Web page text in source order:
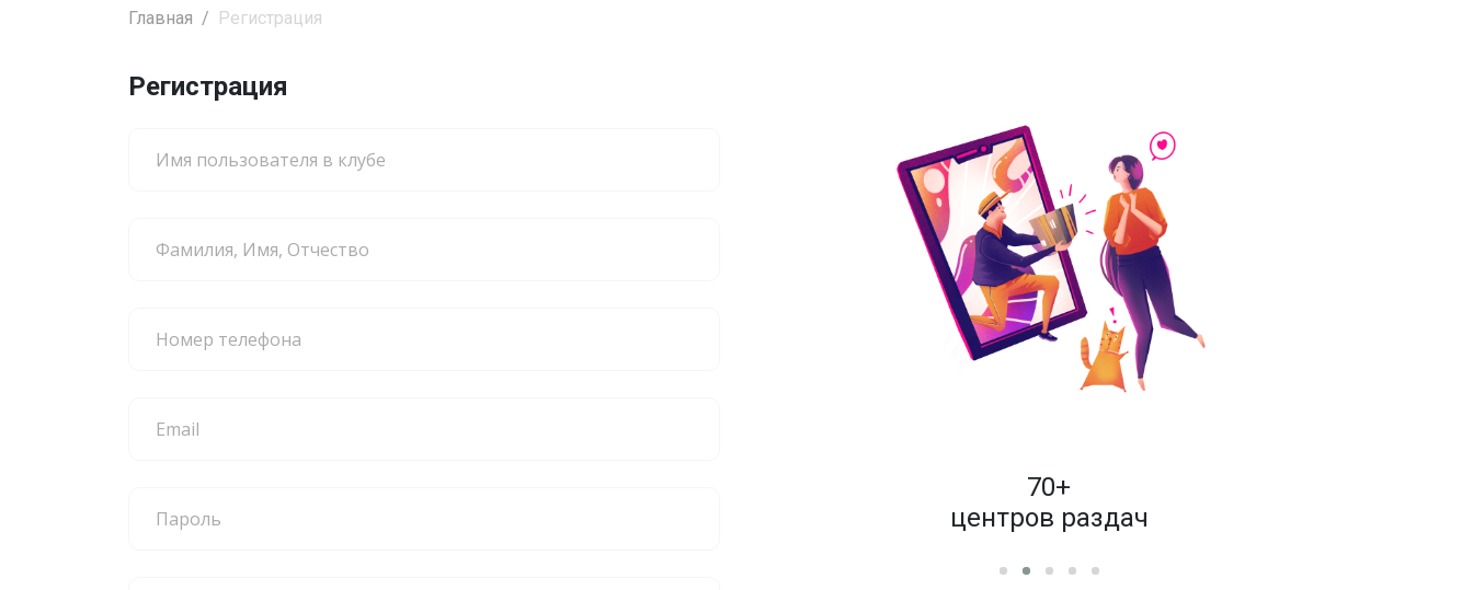
Главная Регистрация
Регистрация
пользователей
70+
центров раздач